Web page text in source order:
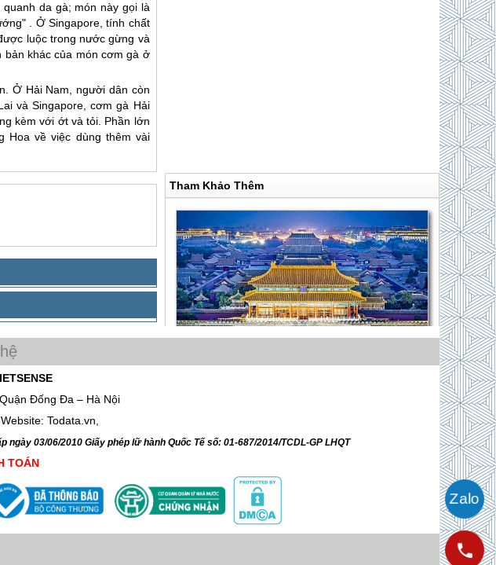
Tham Khảo Thêm
Trải Nghiệm TRƯƠNG GIA GIỚI -
da gà; món này gọi là
. Ở Singapore, tính chất
luộc trong nước gừng và
bản khác của món cơm gà ở
Ở Hải Nam, người dân còn
và Singapore, cơm gà Hải
kèm với ớt và tỏi. Phần lớn
Hoa về việc dùng thêm vài
Đống Đa – Hà Nội
Todata.vn,
03/06/2010 Giấy phép lữ hành Quốc Tế số: 01-687/2014/TCDL-GP LHQT
TOÁN